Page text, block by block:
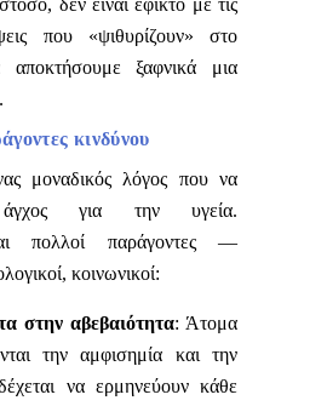
δεν είναι εφικτό με τις
που «ψιθυρίζουν» στο
ξαφνικά μια
κινδύνου
μοναδικός λόγος που να
για την υγεία.
πολλοί παράγοντες —
κοινωνικοί:
στην αβεβαιότητα: Άτομα
την αμφισημία και την
να ερμηνεύουν κάθε